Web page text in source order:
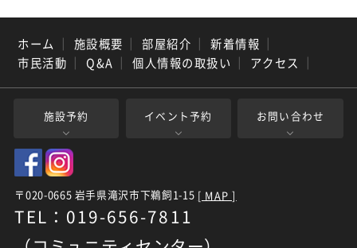
ホーム ｜ 施設概要 ｜ 部屋紹介 ｜ 新着情報 ｜
市民活動 ｜ Q&A ｜ 個人情報の取扱い ｜ アクセス ｜
施設予約 イベント予約 お問い合わせ
〒020-0665 岩手県滝沢市下鵜飼1-15 [ MAP ]
TEL：019-656-7811